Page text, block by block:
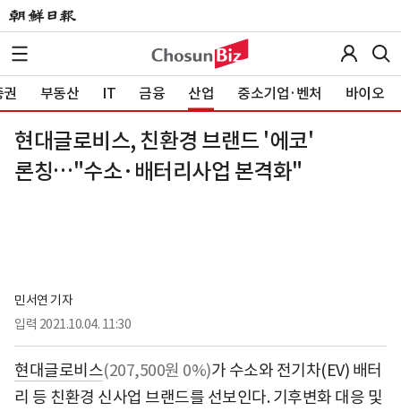
부동산 IT 금융 산업 중소기업·벤처 바이오
현대글로비스, 친환경 브랜드 '에코'
론칭…"수소·배터리사업 본격화"
민서연 기자
입력 2021.10.04. 11:30
현대글로비스(207,500원 0%)가 수소와 전기차(EV) 배터
리 등 친환경 신사업 브랜드를 선보인다. 기후변화 대응 및